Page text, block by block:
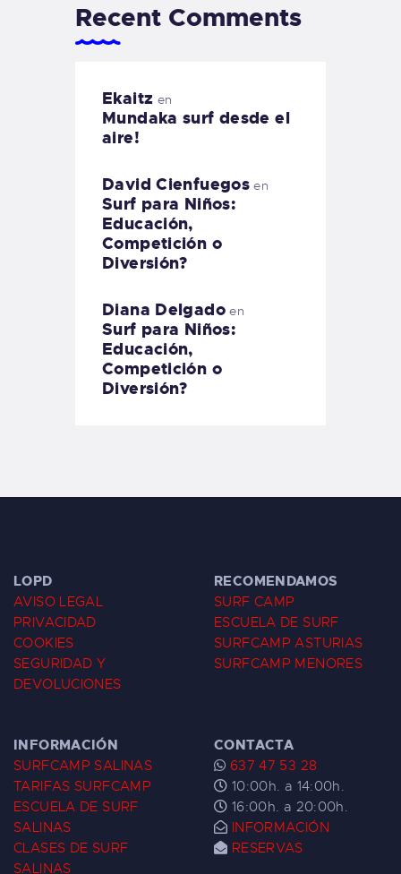
Recent Comments
Ekaitz en
Mundaka surf desde el
aire!
David Cienfuegos en
Surf para Niños:
Educación,
Competición o
Diversión?
Diana Delgadoen
Surf para Niños:
Educación,
Competición o
Diversión?
LOPD
AVISO LEGAL
PRIVACIDAD
COOKIES
SEGURIDAD Y
DEVOLUCIONES
RECOMENDAMOS
SURF CAMP
ESCUELA DE SURF
SURFCAMP ASTURIAS
SURFCAMP MENORES
INFORMACIÓN
SURFCAMP SALINAS
TARIFAS SURFCAMP
ESCUELA DE SURF
SALINAS
CLASES DE SURF
SALINAS
CONTACTA
637 47 53 28
10:00h. a 14:00h.
16:00h. a 20:00h.
INFORMACIÓN
RESERVAS